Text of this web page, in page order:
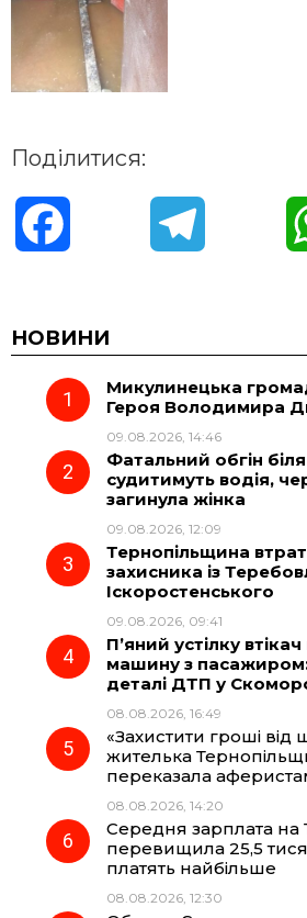
Поділитися:
c
e
o
o
e
g
r
a
НОВИНИ
Микулинецька
Героя Володимира
09.08.2026, 14:46
Фатальний обгін
судитимуть водія,
загинула жінка
09.08.2026, 12:09
Тернопільщина
захисника із
Іскоростенського
09.08.2026, 09:41
П’яний устілку
машину з
деталі ДТП у
08.08.2026, 16:49
«Захистити гроші від
жителька
переказала
08.08.2026, 14:20
Середня зарплата на
перевищила 25,5
платять найбільше
08.08.2026, 12:30